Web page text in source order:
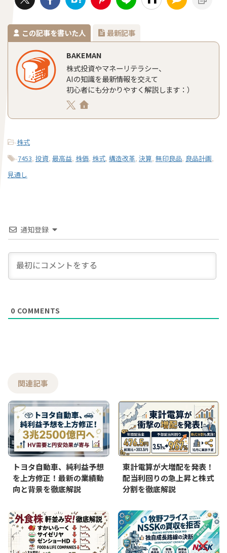
この記事を書いた人 最新記事
BAKEMAN
株式投資やマネーリテラシー、
AIの知識を最新情報を交えて
初心者にも分かりやすく解説します：）
-株式
-7453, 投資, 最高益, 株価, 株式, 構造改革, 決算, 無印良品, 良品計画,
見通し
通知登録
0 COMMENTS
関連記事
トヨタ自動車、純利益予想
を上方修正！最新の業績動
向と背景を徹底解説
東計電算が大増配を発表！
配当利回りの急上昇と株式
分割を徹底解説